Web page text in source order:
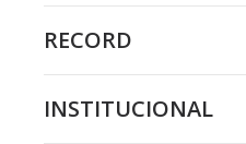
RECORD
INSTITUCIONAL